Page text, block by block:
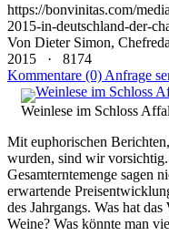
https://bonvinitas.com/
2015-in-deutschland-der-
Von Dieter Simon,
2015 ·
8174
Kommentare (0) Anfrage
Weinlese im Schloss
Mit euphorischen
wurden, sind wir
Gesamterntemenge sagen
erwartende
des Jahrgangs. Was hat
Weine? Was könnte man